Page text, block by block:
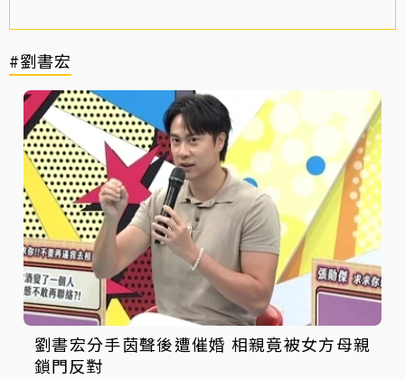
#劉書宏
劉書宏分手茵聲後遭催婚 相親竟被女方母親
鎖門反對